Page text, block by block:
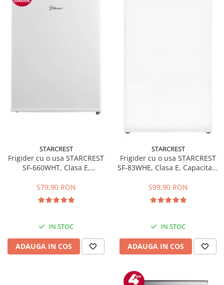
STARCREST
Frigider cu o usa STARCREST
SF-660WHT, Clasa E,
579,90 RON
IN STOC
ADAUGA IN COS
STARCREST
Frigider cu o usa STARCREST
SF-83WHE, Clasa E, Capacitate
Compartiment gheata, H 85
cm, Alb
599,90 RON
IN STOC
ADAUGA IN COS